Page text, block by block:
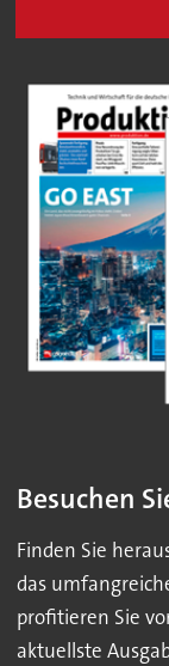
Besuchen
Finden Sie
das
profitieren Sie
aktuellste